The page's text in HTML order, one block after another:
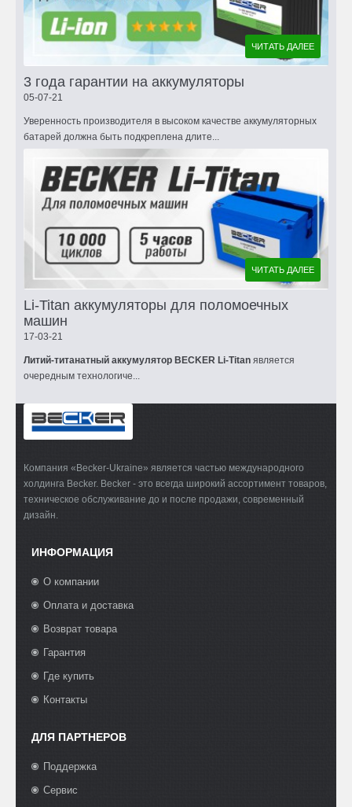
ЧИТАТЬ ДАЛЕЕ
3 года гарантии на аккумуляторы
05-07-21
Уверенность производителя в высоком качестве аккумуляторных
батарей должна быть подкреплена длите...
ЧИТАТЬ ДАЛЕЕ
Li-Titan аккумуляторы для поломоечных
машин
17-03-21
Литий-титанатный аккумулятор BECKER Li-Titan является
очередным технологиче...
Компания «Becker-Ukraine» является частью международного
холдинга Becker. Becker - это всегда широкий ассортимент товаров,
техническое обслуживание до и после продажи, современный
дизайн.
ИНФОРМАЦИЯ
О компании
Оплата и доставка
Возврат товара
Гарантия
Где купить
Контакты
ДЛЯ ПАРТНЕРОВ
Поддержка
Сервис